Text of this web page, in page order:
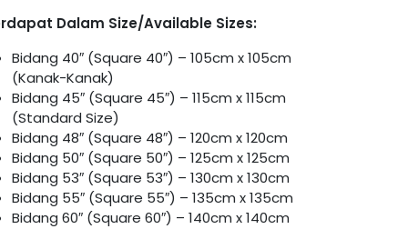
Dalam Size/Available Sizes:
Bidang 40″ (Square 40″) – 105cm x 105cm
(Kanak-Kanak)
Bidang 45″ (Square 45″) – 115cm x 115cm
(Standard Size)
Bidang 48″ (Square 48″) – 120cm x 120cm
Bidang 50″ (Square 50″) – 125cm x 125cm
Bidang 53″ (Square 53″) – 130cm x 130cm
Bidang 55″ (Square 55″) – 135cm x 135cm
Bidang 60″ (Square 60″) – 140cm x 140cm